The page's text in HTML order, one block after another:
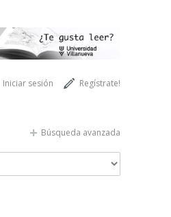
Regístrate!
Iniciar sesión
Búsqueda avanzada